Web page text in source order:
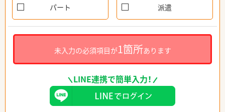
パート 派遣
未入力の必須項目が1箇所あります
LINE連携で簡単入力！